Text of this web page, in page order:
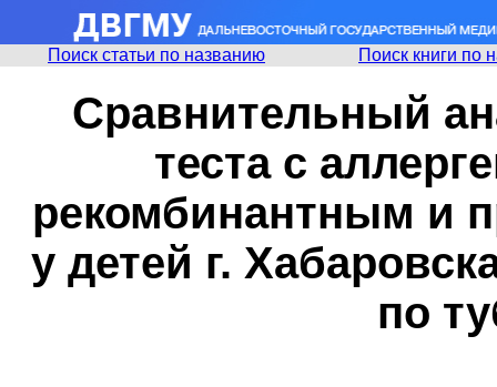
Поиск статьи по названию Поиск книги по
Сравнительный
теста с
рекомбинантным и
у детей г.
по